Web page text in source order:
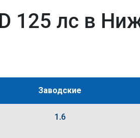
125 лс в
Заводские
1.6